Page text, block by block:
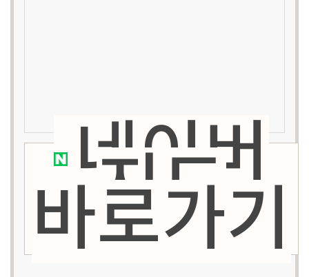
네이버
지도
바로가기